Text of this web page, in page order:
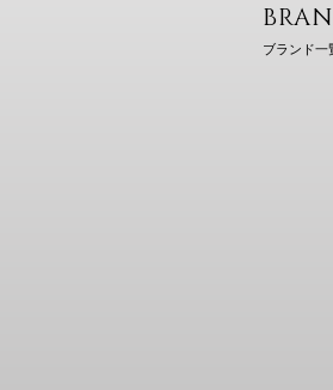
ブランド一